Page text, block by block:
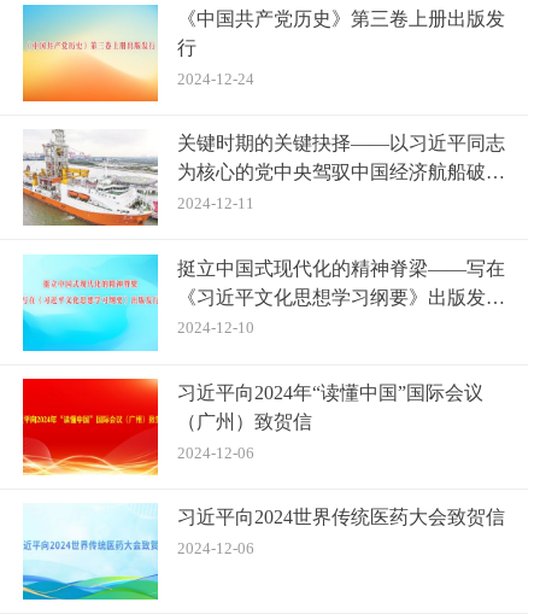
《中国共产党历史》第三卷上册出版发
行
2024-12-24
关键时期的关键抉择——以习近平同志
为核心的党中央驾驭中国经济航船破浪
前行
2024-12-11
挺立中国式现代化的精神脊梁——写在
《习近平文化思想学习纲要》出版发行
之际
2024-12-10
习近平向2024年“读懂中国”国际会议
（广州）致贺信
2024-12-06
习近平向2024世界传统医药大会致贺信
2024-12-06